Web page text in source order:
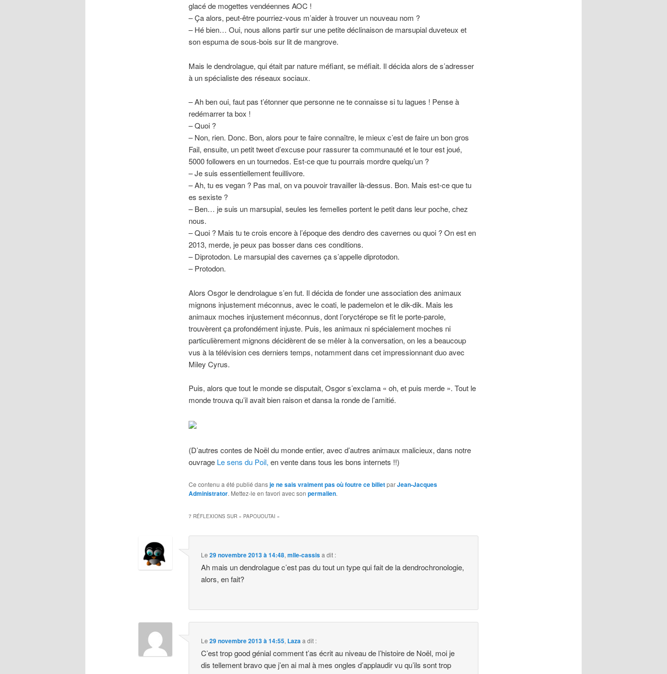
glacé de mogettes vendéennes AOC !
– Ça alors, peut-être pourriez-vous m’aider à trouver un nouveau nom ?
– Hé bien… Oui, nous allons partir sur une petite déclinaison de marsupial duveteux et
son espuma de sous-bois sur lit de mangrove.
Mais le dendrolague, qui était par nature méfiant, se méfiait. Il décida alors de s’adresser
à un spécialiste des réseaux sociaux.
– Ah ben oui, faut pas t’étonner que personne ne te connaisse si tu lagues ! Pense à
redémarrer ta box !
– Quoi ?
– Non, rien. Donc. Bon, alors pour te faire connaître, le mieux c’est de faire un bon gros
Fail, ensuite, un petit tweet d’excuse pour rassurer ta communauté et le tour est joué,
5000 followers en un tournedos. Est-ce que tu pourrais mordre quelqu’un ?
– Je suis essentiellement feuillivore.
– Ah, tu es vegan ? Pas mal, on va pouvoir travailler là-dessus. Bon. Mais est-ce que tu
es sexiste ?
– Ben… je suis un marsupial, seules les femelles portent le petit dans leur poche, chez
nous.
– Quoi ? Mais tu te crois encore à l’époque des dendro des cavernes ou quoi ? On est en
2013, merde, je peux pas bosser dans ces conditions.
– Diprotodon. Le marsupial des cavernes ça s’appelle diprotodon.
– Protodon.
Alors Osgor le dendrolague s’en fut. Il décida de fonder une association des animaux
mignons injustement méconnus, avec le coati, le pademelon et le dik-dik. Mais les
animaux moches injustement méconnus, dont l’oryctérope se fit le porte-parole,
trouvèrent ça profondément injuste. Puis, les animaux ni spécialement moches ni
particulièrement mignons décidèrent de se mêler à la conversation, on les a beaucoup
vus à la télévision ces derniers temps, notamment dans cet impressionnant duo avec
Miley Cyrus.
Puis, alors que tout le monde se disputait, Osgor s’exclama « oh, et puis merde ». Tout le
monde trouva qu’il avait bien raison et dansa la ronde de l’amitié.
(D’autres contes de Noël du monde entier, avec d’autres animaux malicieux, dans notre
ouvrage Le sens du Poil, en vente dans tous les bons internets !!)
Ce contenu a été publié dansje ne sais vraiment pas où foutre ce billetparJean-Jacques
Administrator. Mettez-le en favori avec son permalien.
7 RÉFLEXIONS SUR « PAPOUOUTAI »
Le29 novembre 2013 à 14:48,mlle-cassisa dit :
Ah mais un dendrolague c’est pas du tout un type qui fait de la dendrochronologie,
alors, en fait?
Le29 novembre 2013 à 14:55, Lazaa dit :
C’est trop good génial comment t’as écrit au niveau de l’histoire de Noël, moi je
dis tellement bravo que j’en ai mal à mes ongles d’applaudir vu qu’ils sont trop